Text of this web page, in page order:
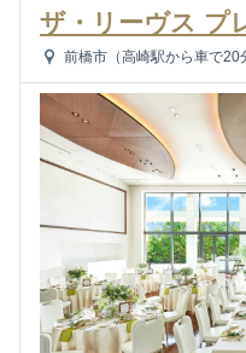
ザ・リーヴス プ
前橋市（高崎駅から車で20